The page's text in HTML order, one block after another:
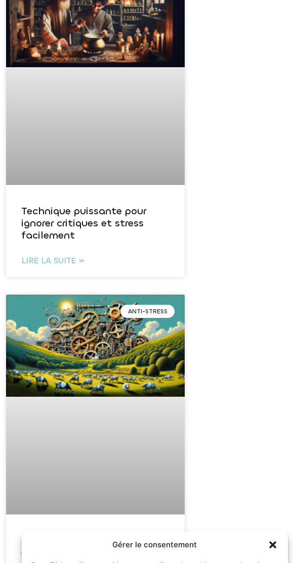
Gérer le consentement
Technique puissante pour
ignorer critiques et stress
facilement
LIRE LA SUITE »
ANTI-STRESS
Reprogrammer son esprit pour
éliminer le stress et se sentir